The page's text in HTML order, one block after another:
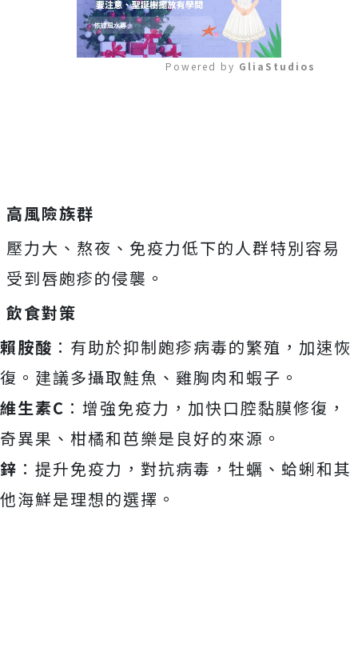
Powered by GliaStudios
高風險族群
壓力大、熬夜、免疫力低下的人群特別容易
受到唇皰疹的侵襲。
飲食對策
賴胺酸 ：有助於抑制皰疹病毒的繁殖，加速恢
復。建議多攝取鮭魚、雞胸肉和蝦子。
維生素C ：增強免疫力，加快口腔黏膜修復，
奇異果、柑橘和芭樂是良好的來源。
鋅 ：提升免疫力，對抗病毒，牡蠣、蛤蜊和其
他海鮮是理想的選擇。